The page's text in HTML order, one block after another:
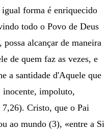
forma é enriquecido
todo o Povo de Deus
alcançar de maneira
de quem faz as vezes, e
a santidade d'Aquele que
inocente, impoluto,
7,26). Cristo, que o Pai
ao mundo (3), «entre a Si